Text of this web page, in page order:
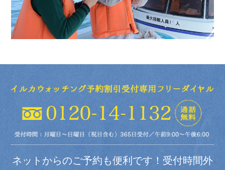
ネットからのご予約も便利です！受付時間外